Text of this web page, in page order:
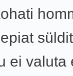
ei valuta